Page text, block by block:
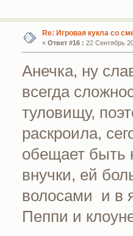
Re: Игровая кукла со
« Ответ #16 : 22 Сентябрь
Анечка, ну
всегда
туловищу,
раскроила,
обещает быть
внучки, ей
волосами и в
Пеппи и